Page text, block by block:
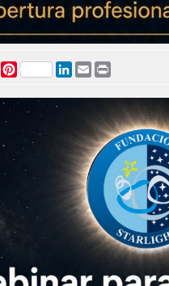
TwitterPinterest LinkedIn
Email